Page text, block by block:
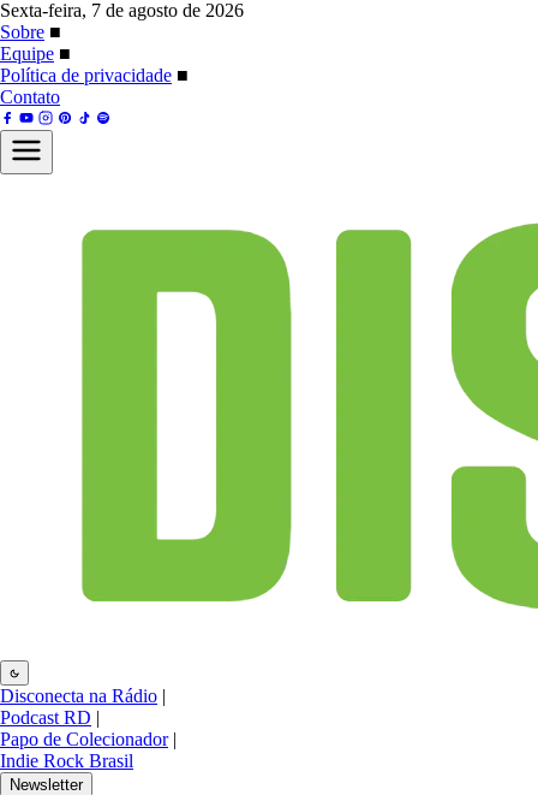
Sexta-feira, 7 de agosto de 2026
Sobre ■
Equipe ■
Política de privacidade ■
Contato
Disconecta na Rádio |
Podcast RD |
Papo de Colecionador |
Indie Rock Brasil
Newsletter